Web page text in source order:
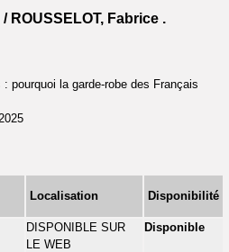
/ ROUSSELOT, Fabrice .
pourquoi la garde-robe des Français
Localisation Disponibilité
DISPONIBLE SUR
LE WEB
Disponible